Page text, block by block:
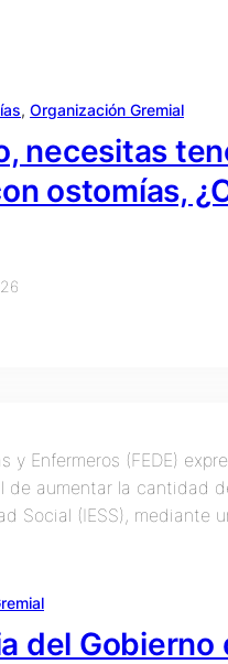
, Organización Gremial
necesitas
ostomías,
del